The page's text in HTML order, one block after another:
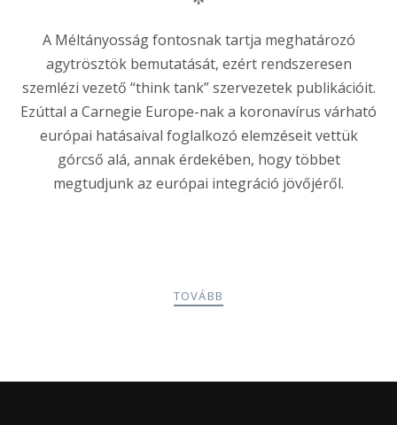
A Méltányosság fontosnak tartja meghatározó
agytrösztök bemutatását, ezért rendszeresen
szemlézi vezető “think tank” szervezetek publikációit.
Ezúttal a Carnegie Europe-nak a koronavírus várható
európai hatásaival foglalkozó elemzéseit vettük
górcső alá, annak érdekében, hogy többet
megtudjunk az európai integráció jövőjéről.
TOVÁBB